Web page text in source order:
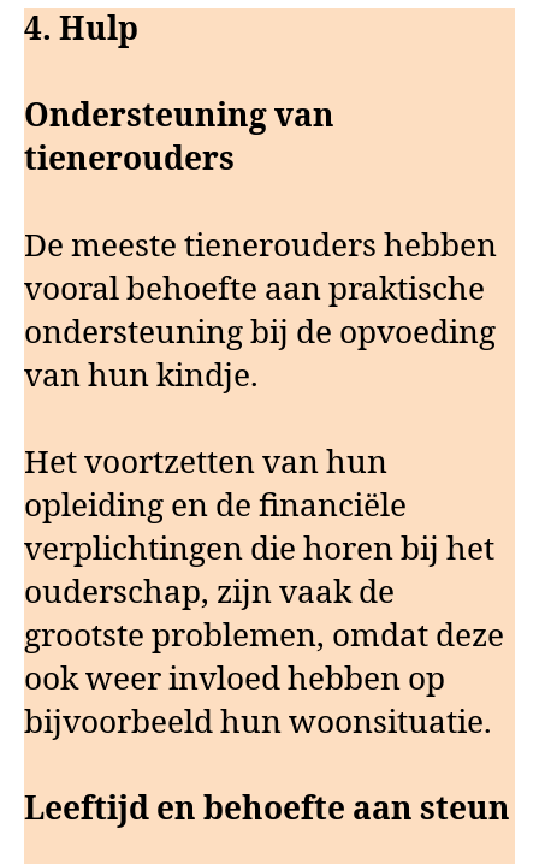
4. Hulp
Ondersteuning van
tienerouders
De meeste tienerouders hebben
vooral behoefte aan praktische
ondersteuning bij de opvoeding
van hun kindje.
Het voortzetten van hun
opleiding en de financiële
verplichtingen die horen bij het
ouderschap, zijn vaak de
grootste problemen, omdat deze
ook weer invloed hebben op
bijvoorbeeld hun woonsituatie.
Leeftijd en behoefte aan steun